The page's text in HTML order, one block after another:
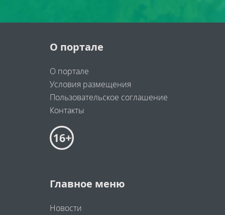
О портале
О портале
Условия размещения
Пользовательское соглашение
Контакты
Главное меню
Новости